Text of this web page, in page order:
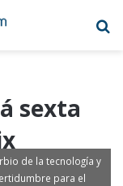
sexta
de la tecnología y
para el